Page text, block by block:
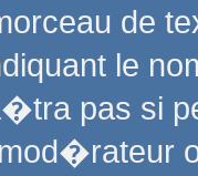
de
le
pas si